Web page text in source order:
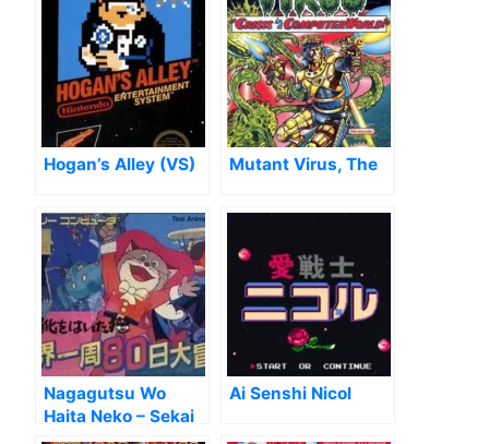
Hogan’s Alley (VS) Mutant Virus, The
Nagagutsu Wo
Haita Neko – Sekai
Isshuu 80 Nichi Dai
Ai Senshi Nicol